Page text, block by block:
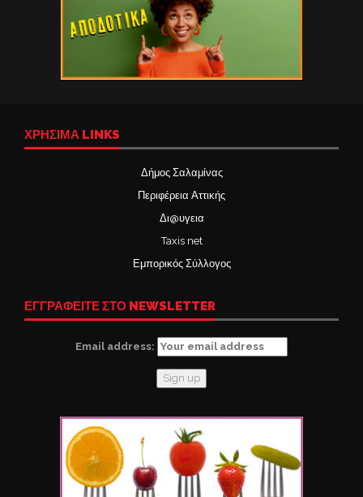
ΧΡΉΣΙΜΑ LINKS
Δήμος Σαλαμίνας
Περιφέρεια Αττικής
Δι@υγεια
Taxis net
Εμπορικός Σύλλογος
ΕΓΓΡΑΦΕΙΤΕ ΣΤΟ NEWSLETTER
Email address: